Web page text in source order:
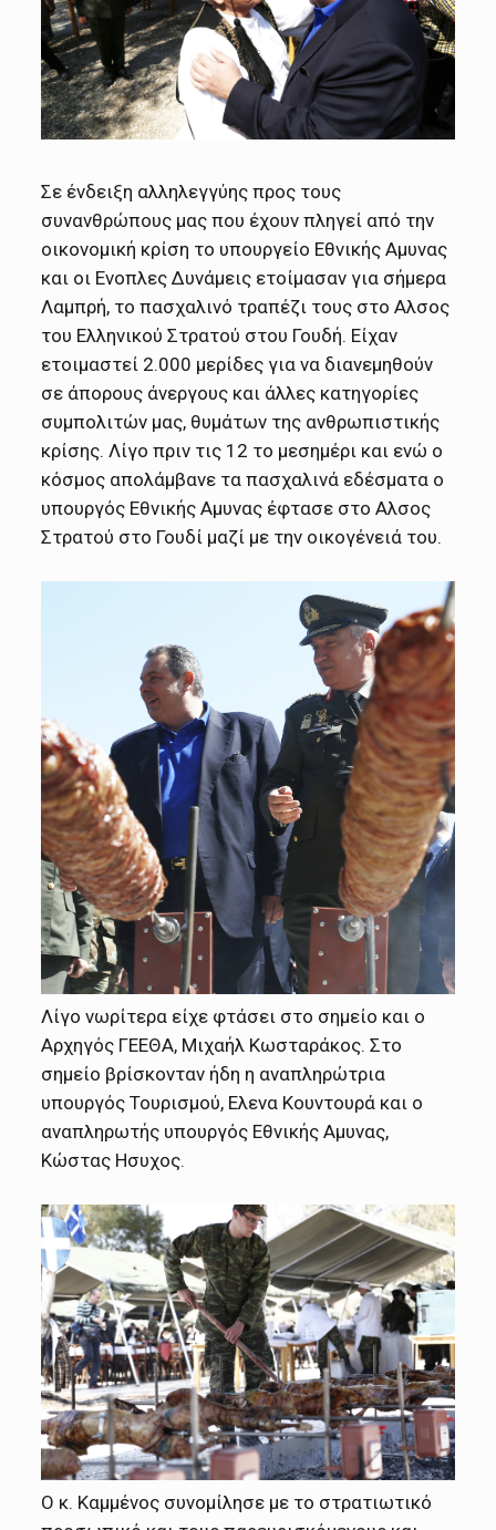
Σε ένδειξη αλληλεγγύης προς τους
συνανθρώπους μας που έχουν πληγεί από την
οικονομική κρίση το υπουργείο Εθνικής Αμυνας
και οι Ενοπλες Δυνάμεις ετοίμασαν για σήμερα
Λαμπρή, το πασχαλινό τραπέζι τους στο Αλσος
του Ελληνικού Στρατού στου Γουδή. Είχαν
ετοιμαστεί 2.000 μερίδες για να διανεμηθούν
σε άπορους άνεργους και άλλες κατηγορίες
συμπολιτών μας, θυμάτων της ανθρωπιστικής
κρίσης. Λίγο πριν τις 12 το μεσημέρι και ενώ ο
κόσμος απολάμβανε τα πασχαλινά εδέσματα ο
υπουργός Εθνικής Αμυνας έφτασε στο Αλσος
Στρατού στο Γουδί μαζί με την οικογένειά του.
Λίγο νωρίτερα είχε φτάσει στο σημείο και ο
Αρχηγός ΓΕΕΘΑ, Μιχαήλ Κωσταράκος. Στο
σημείο βρίσκονταν ήδη η αναπληρώτρια
υπουργός Τουρισμού, Ελενα Κουντουρά και ο
αναπληρωτής υπουργός Εθνικής Αμυνας,
Κώστας Ησυχος.
Ο κ. Καμμένος συνομίλησε με το στρατιωτικό